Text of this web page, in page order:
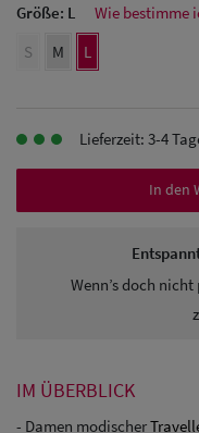
Baseball Cpas
Herren
Sonnenschilder
Herren
Größe: L
Wie bestimme
S
M L
Lieferzeit: 3-4
In den
Wenn’s doch
IM ÜBERBLICK
- Damen modischer